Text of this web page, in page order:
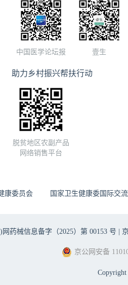
中国医学论坛报 壹生
助力乡村振兴帮扶行动
脱贫地区农副产品
网络销售平台
康委员会 国家卫生健康委国际交
网药械信息备字（2025）第 00153 号 |
京公网安备